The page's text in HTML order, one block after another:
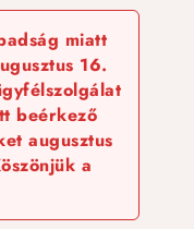
miatt
16.
beérkező
augusztus
a